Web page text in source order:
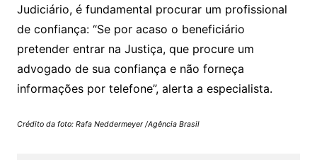
Judiciário, é fundamental procurar um profissional
de confiança: “Se por acaso o beneficiário
pretender entrar na Justiça, que procure um
advogado de sua confiança e não forneça
informações por telefone”, alerta a especialista.
Crédito da foto: Rafa Neddermeyer /Agência Brasil